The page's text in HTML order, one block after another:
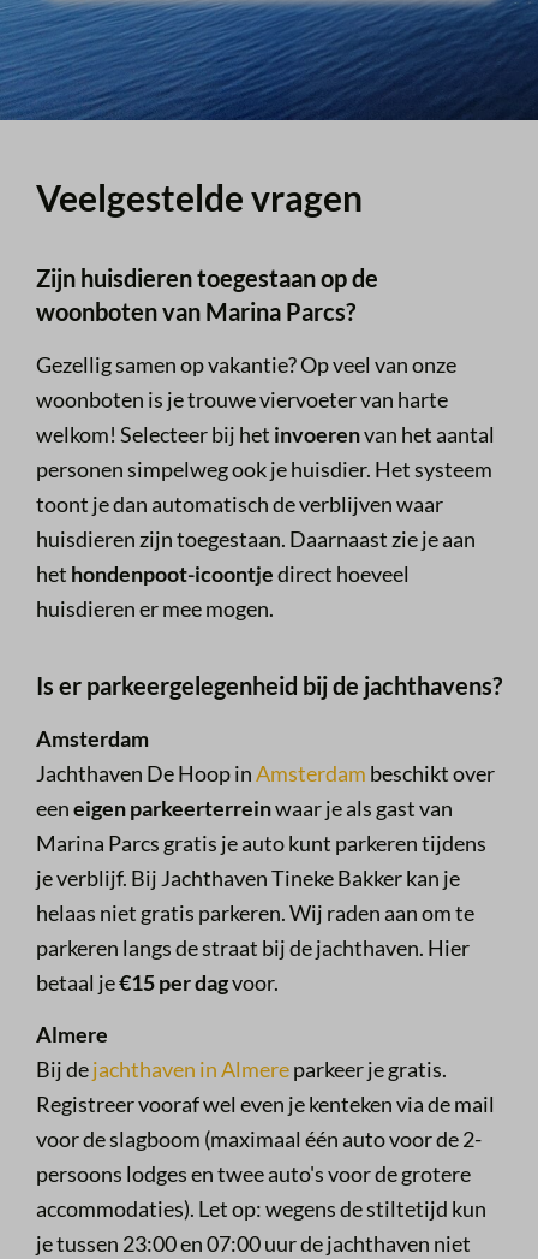
Veelgestelde vragen
Zijn huisdieren toegestaan op de
woonboten van Marina Parcs?
Gezellig samen op vakantie? Op veel van onze
woonboten is je trouwe viervoeter van harte
welkom! Selecteer bij het invoerenvan het aantal
personen simpelweg ook je huisdier. Het systeem
toont je dan automatisch de verblijven waar
huisdieren zijn toegestaan. Daarnaast zie je aan
het hondenpoot-icoontjedirect hoeveel
huisdieren er mee mogen.
Is er parkeergelegenheid bij de jachthavens?
Amsterdam
Jachthaven De Hoop inAmsterdam beschikt over
eeneigen parkeerterreinwaar je als gast van
Marina Parcs gratis je auto kunt parkeren tijdens
je verblijf. Bij Jachthaven Tineke Bakker kan je
helaas niet gratis parkeren. Wij raden aan om te
parkeren langs de straat bij de jachthaven. Hier
betaal je€15 per dagvoor.
Almere
Bij dejachthaven in Almereparkeer je gratis.
Registreer vooraf wel even je kenteken via de mail
voor de slagboom (maximaal één auto voor de 2-
persoons lodges en twee auto's voor de grotere
accommodaties). Let op: wegens de stiltetijd kun
je tussen 23:00 en 07:00 uur de jachthaven niet